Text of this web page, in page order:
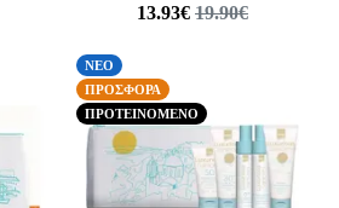
13.93€ 19.90€
ΝΕΟ
ΠΡΟΣΦΟΡΑ
ΠΡΟΤΕΙΝΟΜΕΝΟ